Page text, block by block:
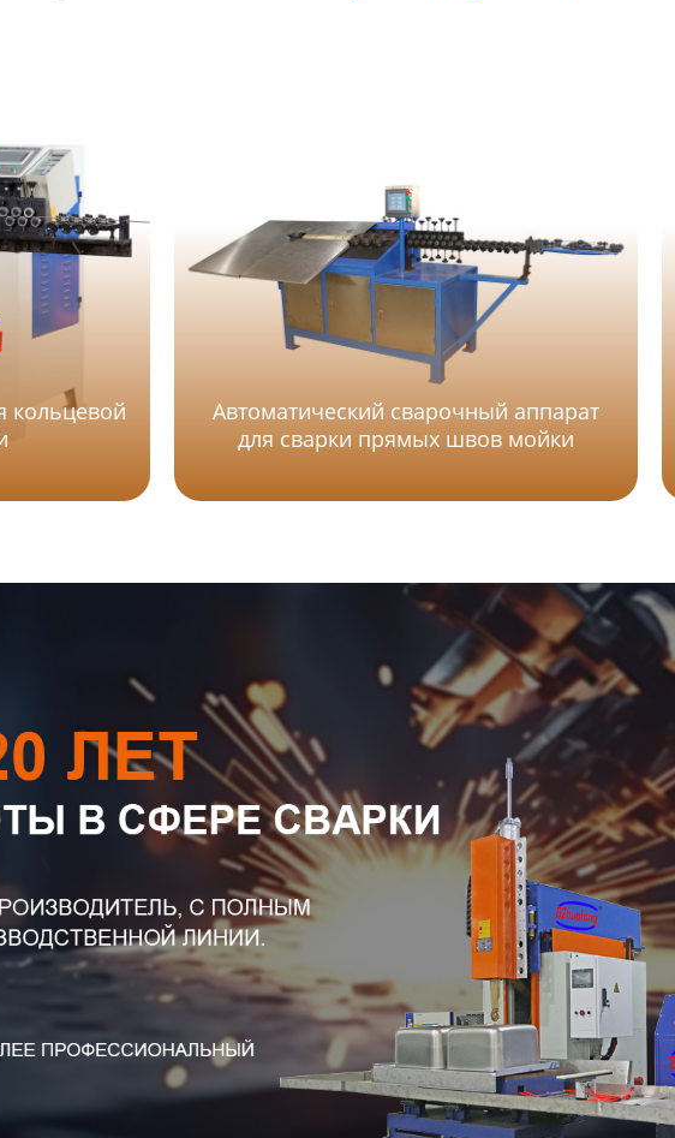
кольцевой
Автоматический сварочный аппарат
для сварки прямых швов мойки